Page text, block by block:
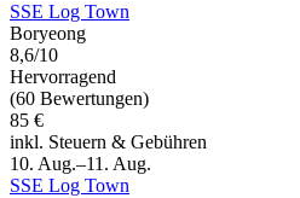
SSE Log Town
Boryeong
8,6/10
Hervorragend
(60 Bewertungen)
85 €
inkl. Steuern & Gebühren
10. Aug.–11. Aug.
SSE Log Town